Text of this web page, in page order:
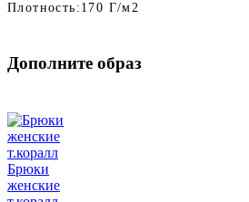
Плотность: 170 Г/м2
Дополните образ
Брюки
женские